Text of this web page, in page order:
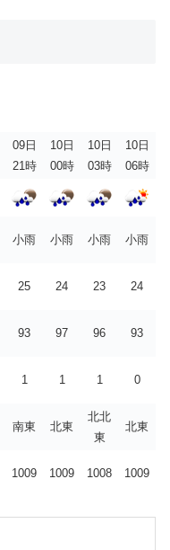
09日
21時
10日
00時
10日
03時
10日
06時
小雨 小雨 小雨 小雨
25 24 23 24
93 97 96 93
1 1 1 0
南東 北東
北北
東
北東
1009 1009 1008 1009